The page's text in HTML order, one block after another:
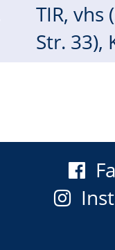
TIR, vhs
Str. 33),